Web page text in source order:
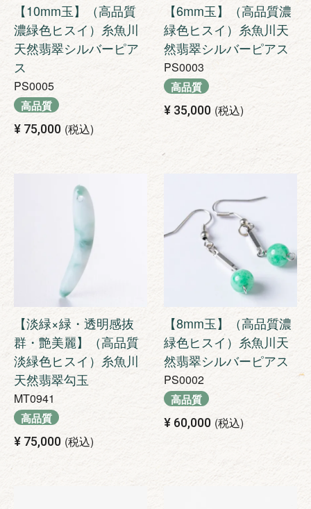
【10mm玉】（高品質
濃緑色ヒスイ）糸魚川
天然翡翠シルバーピア
ス
PS0005
高品質
¥ 75,000 税込
【6mm玉】（高品質濃
緑色ヒスイ）糸魚川天
然翡翠シルバーピアス
PS0003
高品質
¥ 35,000 税込
【淡緑×緑・透明感抜
群・艶美麗】（高品質
淡緑色ヒスイ）糸魚川
天然翡翠勾玉
MT0941
高品質
¥ 75,000 税込
【8mm玉】（高品質濃
緑色ヒスイ）糸魚川天
然翡翠シルバーピアス
PS0002
高品質
¥ 60,000 税込